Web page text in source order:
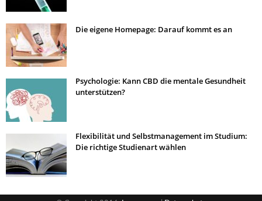
Die eigene Homepage: Darauf kommt es an
Psychologie: Kann CBD die mentale Gesundheit
unterstützen?
Flexibilität und Selbstmanagement im Studium:
Die richtige Studienart wählen